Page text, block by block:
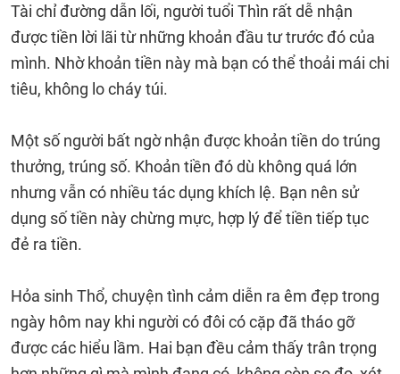
Tài chỉ đường dẫn lối, người tuổi Thìn rất dễ nhận
được tiền lời lãi từ những khoản đầu tư trước đó của
mình. Nhờ khoản tiền này mà bạn có thể thoải mái chi
tiêu, không lo cháy túi.
Một số người bất ngờ nhận được khoản tiền do trúng
thưởng, trúng số. Khoản tiền đó dù không quá lớn
nhưng vẫn có nhiều tác dụng khích lệ. Bạn nên sử
dụng số tiền này chừng mực, hợp lý để tiền tiếp tục
đẻ ra tiền.
Hỏa sinh Thổ, chuyện tình cảm diễn ra êm đẹp trong
ngày hôm nay khi người có đôi có cặp đã tháo gỡ
được các hiểu lầm. Hai bạn đều cảm thấy trân trọng